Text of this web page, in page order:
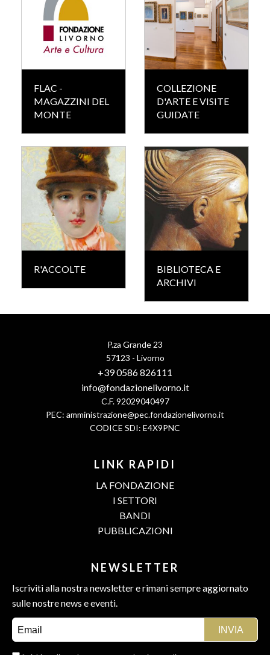
FLAC -
MAGAZZINI DEL
MONTE
COLLEZIONE
D'ARTE E VISITE
GUIDATE
R'ACCOLTE
BIBLIOTECA E
ARCHIVI
P.za Grande 23
57123 - Livorno
+39 0586 826111
info@fondazionelivorno.it
C.F. 92029040497
PEC: amministrazione@pec.fondazionelivorno.it
CODICE SDI: E4X9PNC
LINK RAPIDI
LA FONDAZIONE
I SETTORI
BANDI
PUBBLICAZIONI
NEWSLETTER
Iscriviti alla nostra newsletter e rimani sempre aggiornato
sulle nostre news e eventi.